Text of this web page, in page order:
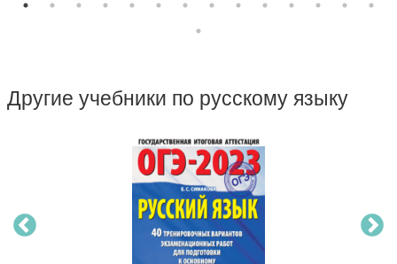
Другие учебники по русскому языку